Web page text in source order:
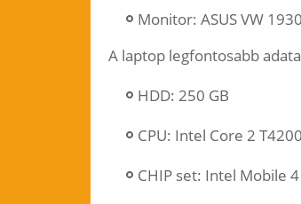
Monitor: ASUS VW 1930
A laptop legfontosabb
HDD: 250 GB
CPU: Intel Core 2
CHIP set: Intel Mobile